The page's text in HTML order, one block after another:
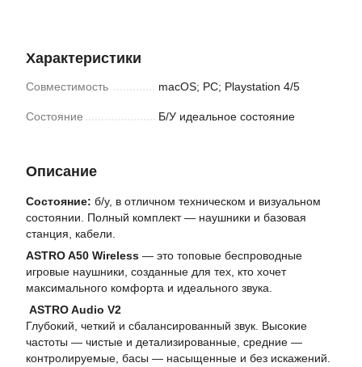
Характеристики
Совместимость macOS; PC; Playstation 4/5
Состояние Б/У идеальное состояние
Описание
Состояние: б/у, в отличном техническом и визуальном
состоянии. Полный комплект — наушники и базовая
станция, кабели.
ASTRO A50 Wireless — это топовые беспроводные
игровые наушники, созданные для тех, кто хочет
максимального комфорта и идеального звука.
ASTRO Audio V2
Глубокий, четкий и сбалансированный звук. Высокие
частоты — чистые и детализированные, средние —
контролируемые, басы — насыщенные и без искажений.